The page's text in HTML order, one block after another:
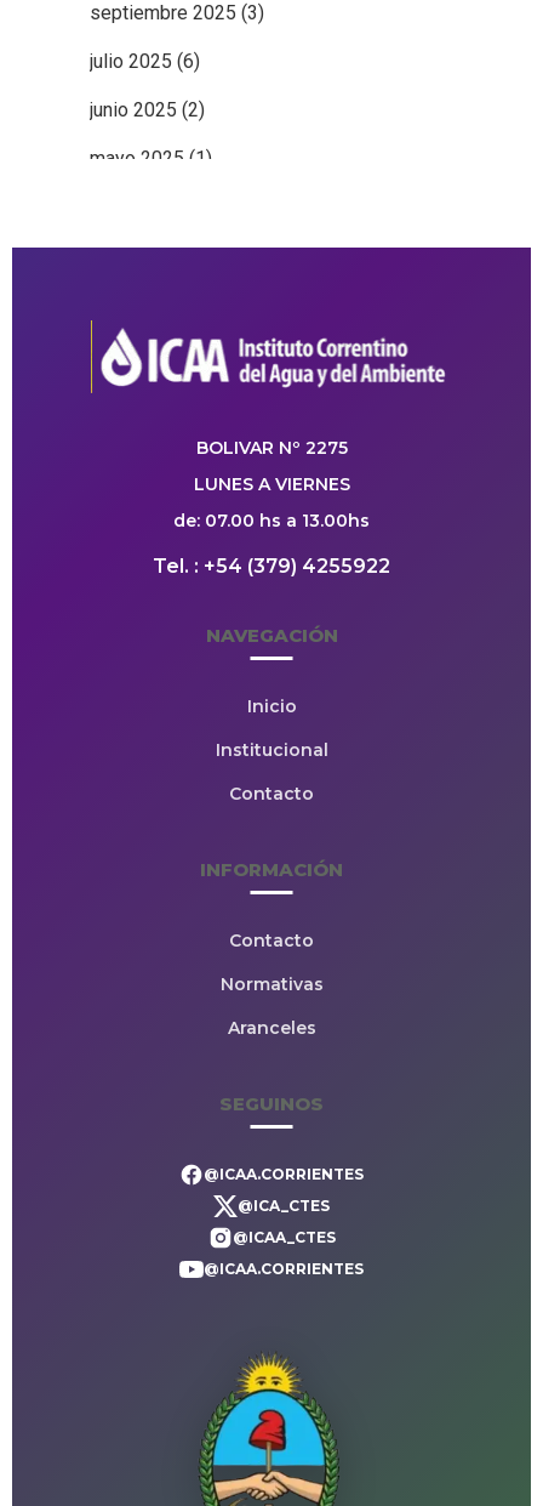
septiembre 2025 (3)
julio 2025 (6)
junio 2025 (2)
mayo 2025 (1)
BOLIVAR Nº 2275
LUNES A VIERNES
de: 07.00 hs a 13.00hs
Tel. : +54 (379) 4255922
NAVEGACIÓN
Inicio
Institucional
Contacto
INFORMACIÓN
Contacto
Normativas
Aranceles
SEGUINOS
@ICAA.CORRIENTES
@ICA_CTES
@ICAA_CTES
@ICAA.CORRIENTES